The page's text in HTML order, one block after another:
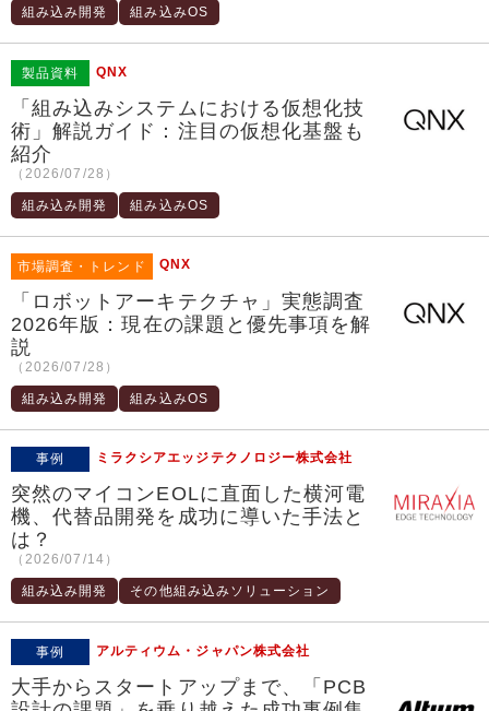
組み込み開発 組み込みOS
製品資料 QNX
「組み込みシステムにおける仮想化技
術」解説ガイド：注目の仮想化基盤も
紹介
（2026/07/28）
組み込み開発 組み込みOS
市場調査・トレンド QNX
「ロボットアーキテクチャ」実態調査
2026年版：現在の課題と優先事項を解
説
（2026/07/28）
組み込み開発 組み込みOS
事例 ミラクシアエッジテクノロジー株式会社
突然のマイコンEOLに直面した横河電
機、代替品開発を成功に導いた手法と
は？
（2026/07/14）
組み込み開発 その他組み込みソリューション
事例 アルティウム・ジャパン株式会社
大手からスタートアップまで、「PCB